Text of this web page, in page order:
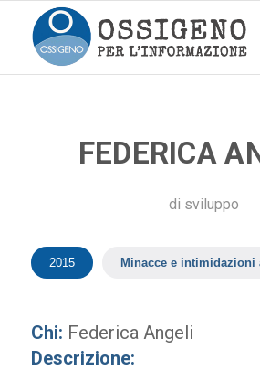
FEDERICA
di sviluppo
2015 Minacce e intimidazioni
Chi: Federica Angeli
Descrizione: